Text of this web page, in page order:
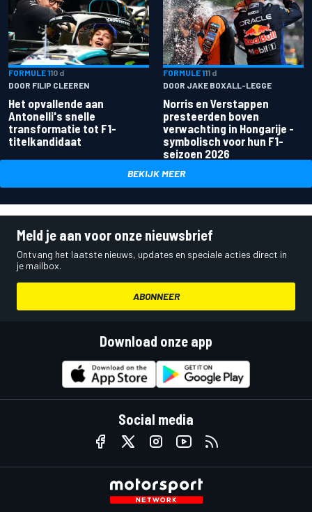
FORMULE 110 d
DOOR FILIP CLEEREN
Het opvallende aan
Antonelli's snelle
transformatie tot F1-
titelkandidaat
FORMULE 111 d
DOOR JAKE BOXALL-LEGGE
Norris en Verstappen
presteerden boven
verwachting in Hongarije -
symbolisch voor hun F1-
seizoen 2026
BEKIJK MEER
Meld je aan voor onze nieuwsbrief
Ontvang het laatste nieuws, updates en speciale acties direct in
je mailbox.
ABONNEER
Download onze app
Social media